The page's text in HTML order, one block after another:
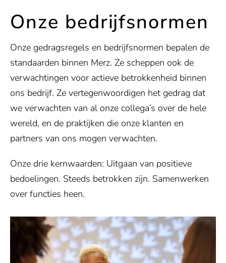
Onze bedrijfsnormen
Onze gedragsregels en bedrijfsnormen bepalen de
standaarden binnen Merz. Ze scheppen ook de
verwachtingen voor actieve betrokkenheid binnen
ons bedrijf. Ze vertegenwoordigen het gedrag dat
we verwachten van al onze collega’s over de hele
wereld, en de praktijken die onze klanten en
partners van ons mogen verwachten.
Onze drie kernwaarden: Uitgaan van positieve
bedoelingen. Steeds betrokken zijn. Samenwerken
over functies heen.